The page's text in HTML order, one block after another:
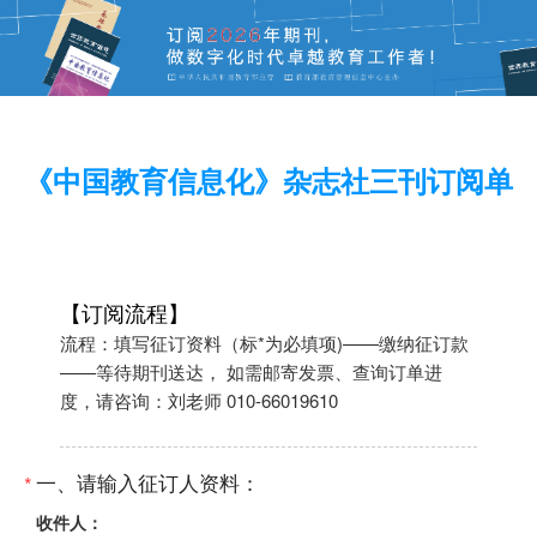
《中国教育信息化》杂志社三刊订阅单
【订阅流程】
流程：填写征订资料（标*为必填项)——缴纳征订款
——等待期刊送达， 如需邮寄发票、查询订单进
度，请咨询：刘老师 010-66019610
一、请输入征订人资料：
*
收件人：